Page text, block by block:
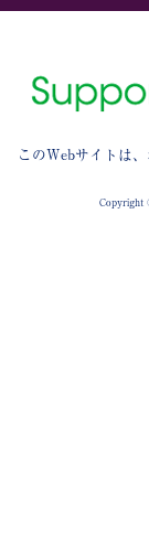
このWebサイトは
Copyright